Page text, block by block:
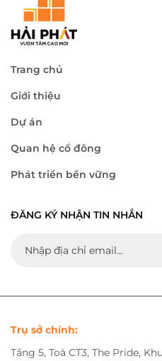
Trang chủ
Giới thiệu
Dự án
Quan hệ cổ đông
Phát triển bền vững
ĐĂNG KÝ NHẬN TIN NHẮN
Trụ sở chính:
Tầng 5, Toà CT3, The Pride,